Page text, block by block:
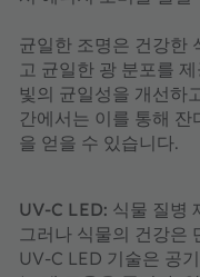
균일한 조명은 건강한
고 균일한 광 분포를
빛의 균일성을 개선하
간에서는 이를 통해
을 얻을 수 있습니다.
UV-C LED: 식물 질병
그러나 식물의 건강은
UV-C LED 기술은 공